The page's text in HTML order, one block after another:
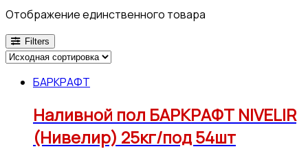
Отображение единственного товара
Filters
БАРКРАФТ
Наливной пол БАРКРАФТ NIVELIR
(Нивелир) 25кг/под 54шт